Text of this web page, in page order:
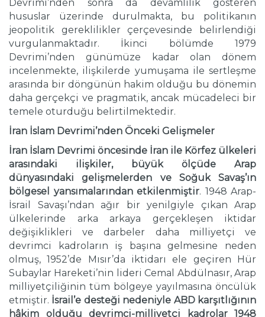
Devrimi’nden sonra da devamlılık gösteren
hususlar üzerinde durulmakta, bu politikanın
jeopolitik gereklilikler çerçevesinde belirlendiği
vurgulanmaktadır. İkinci bölümde 1979
Devrimi’nden günümüze kadar olan dönem
incelenmekte, ilişkilerde yumuşama ile sertleşme
arasında bir döngünün hakim olduğu bu dönemin
daha gerçekçi ve pragmatik, ancak mücadeleci bir
temele oturduğu belirtilmektedir.
İran İslam Devrimi’nden Önceki Gelişmeler
İran İslam Devrimi öncesinde İran ile Körfez ülkeleri
arasındaki ilişkiler, büyük ölçüde Arap
dünyasındaki gelişmelerden ve Soğuk Savaş’ın
bölgesel yansımalarından etkilenmiştir. 1948 Arap-
İsrail Savaşı’ndan ağır bir yenilgiyle çıkan Arap
ülkelerinde arka arkaya gerçekleşen iktidar
değişiklikleri ve darbeler daha milliyetçi ve
devrimci kadroların iş başına gelmesine neden
olmuş, 1952’de Mısır’da iktidarı ele geçiren Hür
Subaylar Hareketi’nin lideri Cemal Abdülnasır, Arap
milliyetçiliğinin tüm bölgeye yayılmasına öncülük
etmiştir. İsrail’e desteği nedeniyle ABD karşıtlığının
hâkim olduğu devrimci-milliyetçi kadrolar 1948